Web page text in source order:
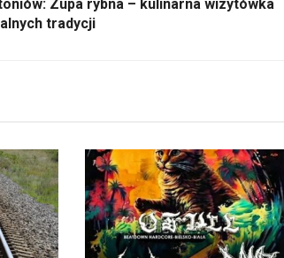
Zupa rybna – kulinarna wizytówka
tradycji